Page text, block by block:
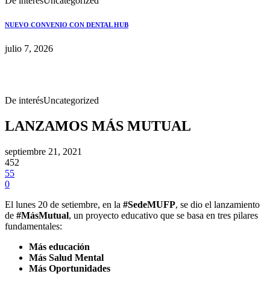
NUEVO CONVENIO CON DENTAL HUB
julio 7, 2026
De interésUncategorized
LANZAMOS MÁS MUTUAL
septiembre 21, 2021
452
55
0
El lunes 20 de setiembre, en la #SedeMUFP, se dio el lanzamiento
de #MásMutual, un proyecto educativo que se basa en tres pilares
fundamentales:
Más educación
Más Salud Mental
Más Oportunidades